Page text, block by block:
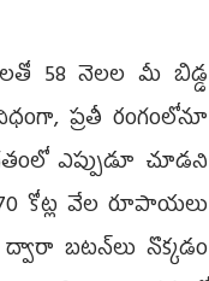
58 నెలల మీ బిడ్డ
ప్రతీ రంగంలోనూ
ఎప్పుడూ చూడని
కోట్ల వేల రూపాయలు
బటన్‌లు నొక్కడం